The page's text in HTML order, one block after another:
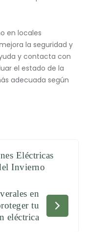
en locales
la seguridad y
y contacta con
el estado de la
adecuada según
Eléctricas
Invierno
en
tu
eléctrica